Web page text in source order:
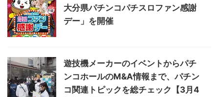
大分県パチンコパチスロファン感謝
デー」を開催
遊技機メーカーのイベントからパチ
ンコホールのM&A情報まで、パチン
コ関連トピックを総チェック【3月4